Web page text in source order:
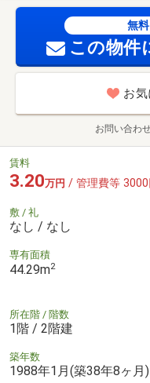
無
この物件
お
お問い合わ
賃料
3.20万円 / 管理費等 3000
敷 / 礼
なし / なし
専有面積
44.29m2
所在階 / 階数
1階 / 2階建
築年数
1988年1月(築38年8ヶ月)